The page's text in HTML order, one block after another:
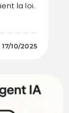
la loi.
17/10/2025